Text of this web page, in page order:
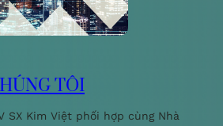
TÔI
SX Kim Việt phối hợp cùng Nhà